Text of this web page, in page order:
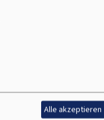
Alle akzeptieren